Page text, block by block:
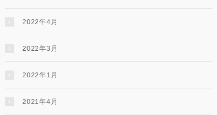
2022年4月
2022年3月
2022年1月
2021年4月